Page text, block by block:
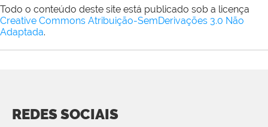
Todo o conteúdo deste site está publicado sob a licença
Creative Commons Atribuição-SemDerivações 3.0 Não
Adaptada.
REDES SOCIAIS